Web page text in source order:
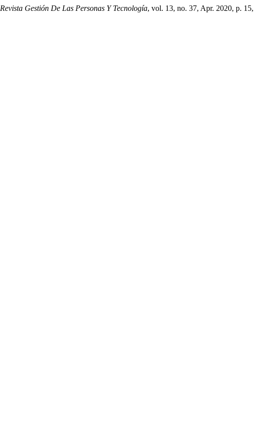
Revista Gestión De Las Personas Y Tecnología, vol. 13, no. 37, Apr. 2020, p. 15,